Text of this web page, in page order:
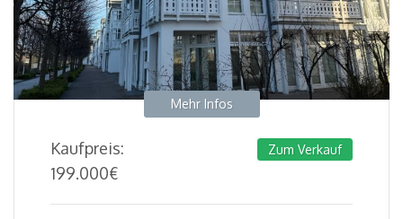
Mehr Infos
Kaufpreis:
199.000€
Zum Verkauf